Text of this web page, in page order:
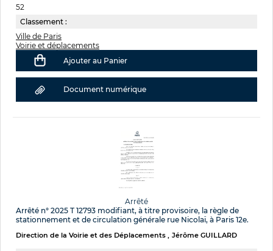
52
Classement :
Ville de Paris
Voirie et déplacements
Ajouter au Panier
Document numérique
Arrêté
Arrêté n° 2025 T 12793 modifiant, à titre provisoire, la règle de
stationnement et de circulation générale rue Nicolaï, à Paris 12e.
Direction de la Voirie et des Déplacements Jérôme GUILLARD